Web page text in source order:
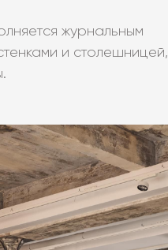
журнальным
и столешницей,